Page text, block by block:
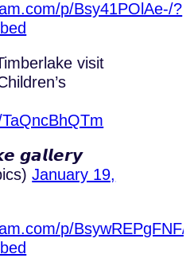
p/Bsy41POlAe-/?
visit
𝙜𝙖𝙡𝙡𝙚𝙧𝙮
January 19,
p/BsywREPgFNF/